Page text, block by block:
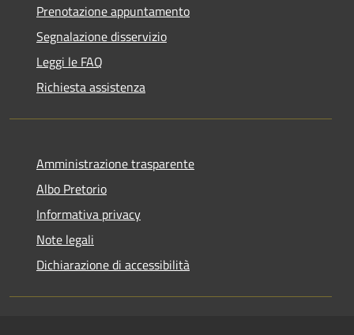
Prenotazione appuntamento
Segnalazione disservizio
Leggi le FAQ
Richiesta assistenza
Amministrazione trasparente
Albo Pretorio
Informativa privacy
Note legali
Dichiarazione di accessibilità